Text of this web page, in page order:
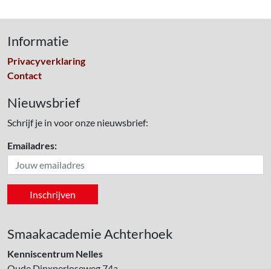
Informatie
Privacyverklaring
Contact
Nieuwsbrief
Schrijf je in voor onze nieuwsbrief:
Emailadres:
Smaakacademie Achterhoek
Kenniscentrum Nelles